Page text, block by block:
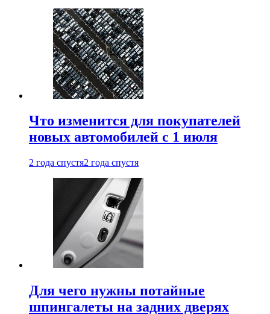
Что изменится для покупателей
новых автомобилей с 1 июля
2 года спустя2 года спустя
Для чего нужны потайные
шпингалеты на задних дверях